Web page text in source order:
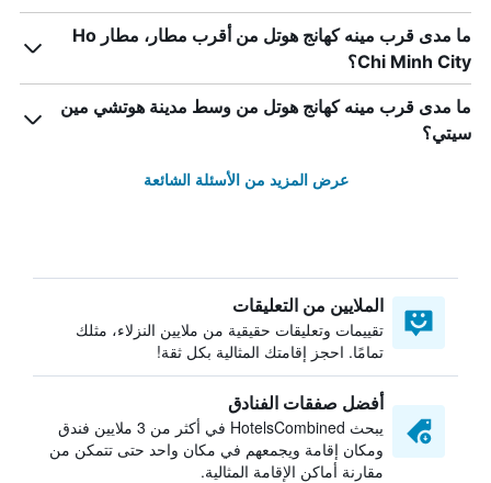
ما مدى قرب مينه كهانج هوتل من أقرب مطار، مطار Ho
Chi Minh City؟
ما مدى قرب مينه كهانج هوتل من وسط مدينة هوتشي مين
سيتي؟
عرض المزيد من الأسئلة الشائعة
الملايين من التعليقات
تقييمات وتعليقات حقيقية من ملايين النزلاء، مثلك
تمامًا. احجز إقامتك المثالية بكل ثقة!
أفضل صفقات الفنادق
يبحث HotelsCombined في أكثر من 3 ملايين فندق
ومكان إقامة ويجمعهم في مكان واحد حتى تتمكن من
مقارنة أماكن الإقامة المثالية.